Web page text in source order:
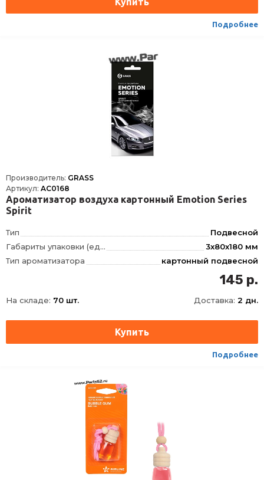
Подробнее
Производитель: GRASS
Артикул: AC0168
Ароматизатор воздуха картонный Emotion Series
Spirit
Тип
Подвесной
Габариты упаковки (ед) ДхШхВ
3x80x180 мм
Тип ароматизатора
картонный подвесной
145 р.
На складе: 70 шт. Доставка: 2 дн.
Подробнее